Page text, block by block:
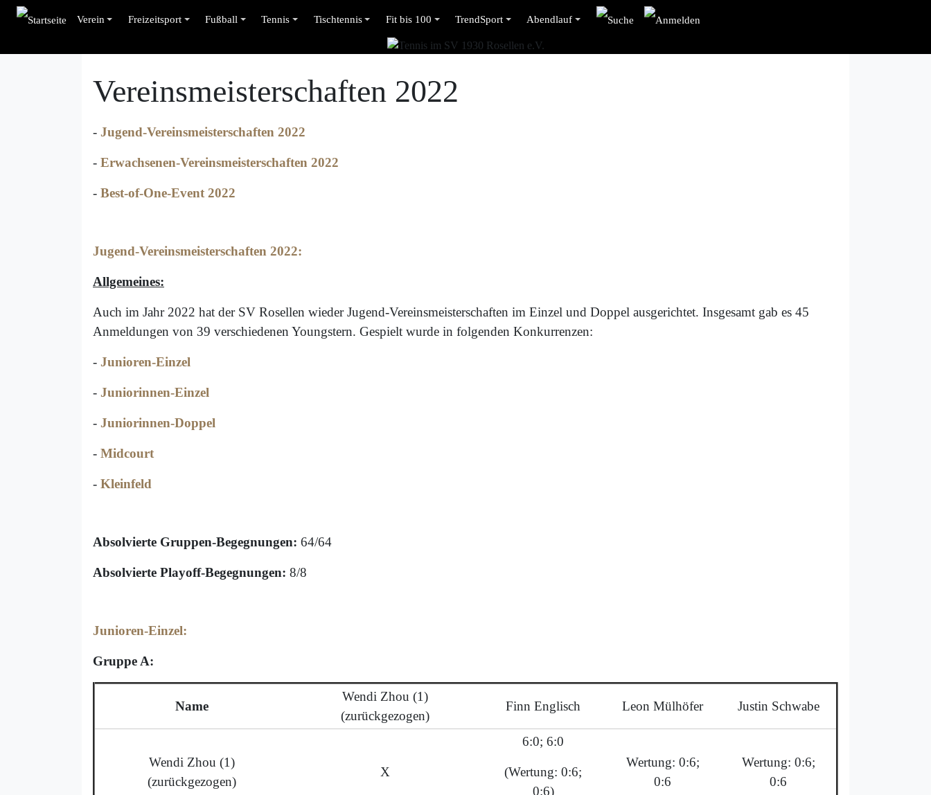
Verein Freizeitsport Fußball Tennis Tischtennis Fit bis 100 TrendSport Abendlauf
Vereinsmeisterschaften 2022
- Jugend-Vereinsmeisterschaften 2022
- Erwachsenen-Vereinsmeisterschaften 2022
- Best-of-One-Event 2022
Jugend-Vereinsmeisterschaften 2022:
Allgemeines:
Auch im Jahr 2022 hat der SV Rosellen wieder Jugend-Vereinsmeisterschaften im Einzel und Doppel ausgerichtet. Insgesamt gab es 45
Anmeldungen von 39 verschiedenen Youngstern. Gespielt wurde in folgenden Konkurrenzen:
- Junioren-Einzel
- Juniorinnen-Einzel
- Juniorinnen-Doppel
- Midcourt
- Kleinfeld
Absolvierte Gruppen-Begegnungen: 64/64
Absolvierte Playoff-Begegnungen: 8/8
Junioren-Einzel:
Gruppe A:
Name
Wendi Zhou (1)
(zurückgezogen)
Finn Englisch Leon Mülhöfer Justin Schwabe
Wendi Zhou (1)
(zurückgezogen)
X
6:0; 6:0
(Wertung: 0:6;
0:6)
Wertung: 0:6;
0:6
Wertung: 0:6;
0:6